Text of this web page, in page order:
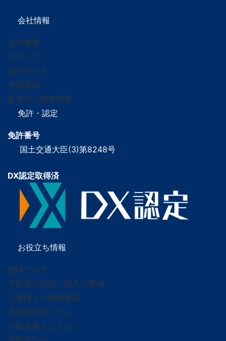
会社情報
会社概要
スタッフ
採用サイト
売買実績
販売中の物件情報
免許・認定
免許番号
国土交通大臣(3)第8248号
DX認定取得済
お役立ち情報
地域ブログ
不動産の売却／購入の事例
お客様との感動秘話
不動産売却コラム
不動産購入コラム